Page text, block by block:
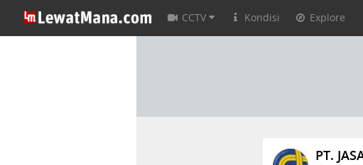
CCTV Kondisi Explore
PT.